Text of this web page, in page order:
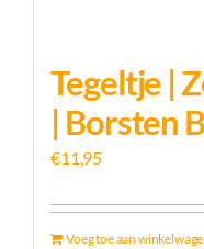
Tegeltje |
| Borsten
€11,95
Voeg toe aan